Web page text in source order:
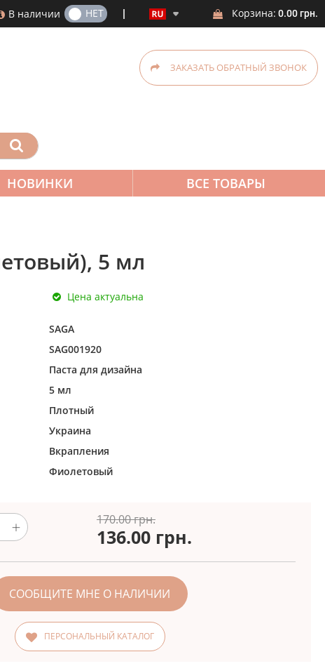
Корзина: 0.00 грн.
В наличии
ДА НЕТ
ЗАКАЗАТЬ ОБРАТНЫЙ ЗВОНОК
НОВИНКИ ВСЕ ТОВАРЫ
5 мл
Цена актуальна
SAGA
SAG001920
Паста для дизайна
5 мл
Плотный
Украина
Вкрапления
Фиолетовый
170.00 грн.
136.00 грн.
СООБЩИТЕ МНЕ О НАЛИЧИИ
ПЕРСОНАЛЬНЫЙ КАТАЛОГ